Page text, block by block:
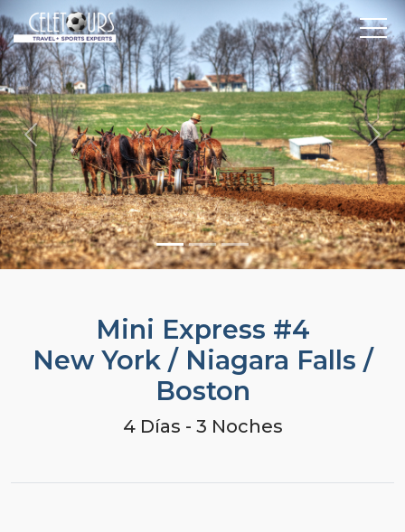
Previous
Mini Express #4
New York / Niagara Falls /
Boston
4 Días - 3 Noches